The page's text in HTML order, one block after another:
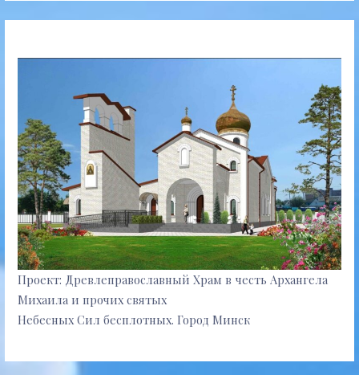
Проект: Древлеправославный Храм в честь Архангела
Михаила и прочих святых
Небесных Сил бесплотных. Город Минск